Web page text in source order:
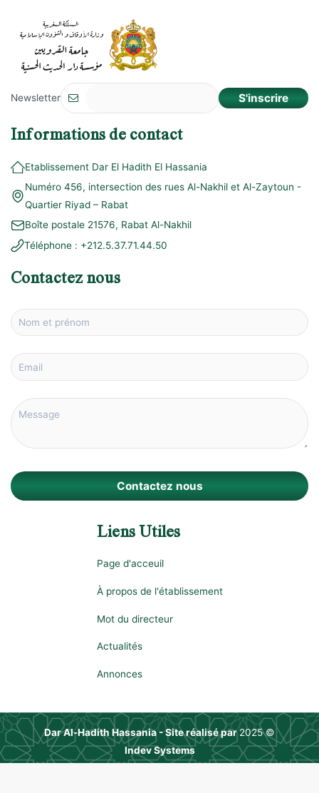
Newsletter S'inscrire
Informations de contact
Etablissement Dar El Hadith El Hassania
Numéro 456, intersection des rues Al-Nakhil et Al-Zaytoun -
Quartier Riyad – Rabat
Boîte postale 21576, Rabat Al-Nakhil
Téléphone : +212.5.37.71.44.50
Contactez nous
Contactez nous
Liens Utiles
Page d'acceuil
À propos de l'établissement
Mot du directeur
Actualités
Annonces
© 2025
Dar Al-Hadith Hassania - Site réalisé par
Indev Systems